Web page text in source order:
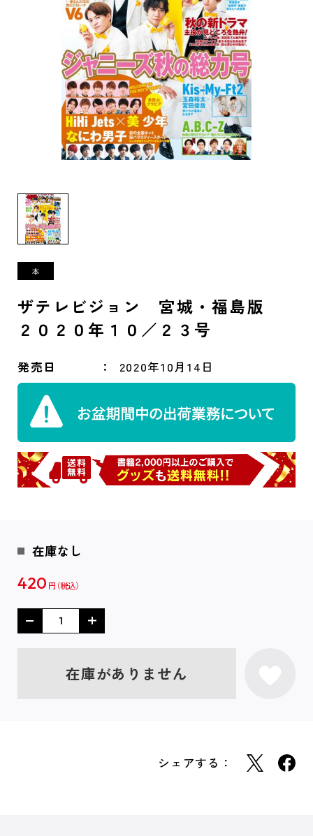
ザテレビジョン 宮城・福島版
２０２０年１０／２３号
発売日 2020年10月14日
在庫なし
420 円
在庫がありません
シェアする：